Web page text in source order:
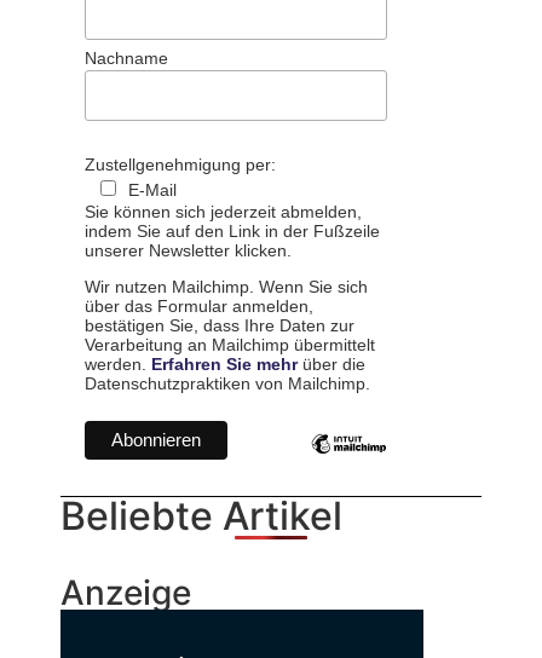
Nachname
Zustellgenehmigung per:
E-Mail
Sie können sich jederzeit abmelden,
indem Sie auf den Link in der Fußzeile
unserer Newsletter klicken.
Wir nutzen Mailchimp. Wenn Sie sich
über das Formular anmelden,
bestätigen Sie, dass Ihre Daten zur
Verarbeitung an Mailchimp übermittelt
werden. Erfahren Sie mehrüber die
Datenschutzpraktiken von Mailchimp.
Beliebte Artikel
Anzeige